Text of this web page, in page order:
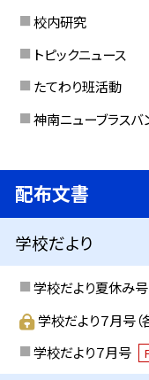
校内研究
トピックニュース
たてわり班活動
神南ニューブラスバ
配布文書
学校だより
学校だより夏休み号
学校だより７月号（
学校だより７月号